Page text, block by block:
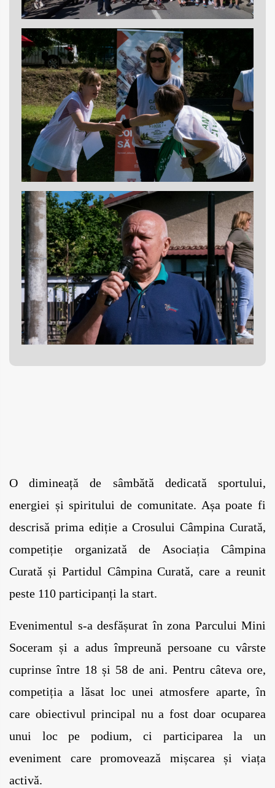
O dimineață de sâmbătă dedicată sportului,
energiei și spiritului de comunitate. Așa poate fi
descrisă prima ediție a Crosului Câmpina Curată,
competiție organizată de Asociația Câmpina
Curată și Partidul Câmpina Curată, care a reunit
peste 110 participanți la start.
Evenimentul s-a desfășurat în zona Parcului Mini
Soceram și a adus împreună persoane cu vârste
cuprinse între 18 și 58 de ani. Pentru câteva ore,
competiția a lăsat loc unei atmosfere aparte, în
care obiectivul principal nu a fost doar ocuparea
unui loc pe podium, ci participarea la un
eveniment care promovează mișcarea și viața
activă.